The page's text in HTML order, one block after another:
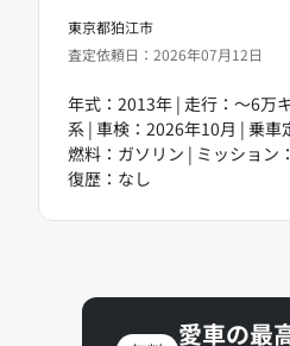
東京都狛江市
査定依頼日：2026年07月12日
年式：2013年 | 走行：～6万
系 | 車検：2026年10月 | 乗車
燃料：ガソリン | ミッション
復歴：なし
愛車の最